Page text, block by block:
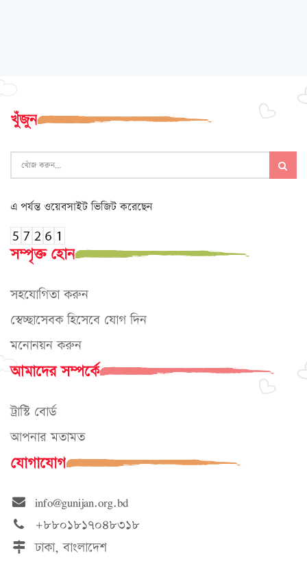
খুঁজুন
এ পর্যন্ত ওয়েবসাইট ভিজিট করেছেন
সম্পৃক্ত হোন
সহযোগিতা করুন
স্বেচ্ছাসেবক হিসেবে যোগ দিন
মনোনয়ন করুন
আমাদের সম্পর্কে
ট্রাস্টি বোর্ড
আপনার মতামত
যোগাযোগ
info@gunijan.org.bd
+৮৮০১৮১৭০৪৮৩১৮
ঢাকা, বাংলাদেশ